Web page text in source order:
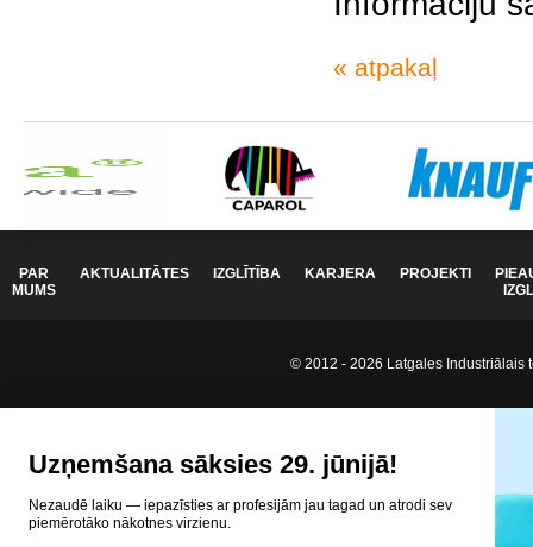
« atpakaļ
PAR
MUMS
AKTUALITĀTES IZGLĪTĪBA KARJERA PROJEKTI
© 2012 - 2026 Latgales Industriālais
Uzņemšana sāksies 29. jūnijā!
Nezaudē laiku — iepazīsties ar profesijām jau tagad un atrodi sev
piemērotāko nākotnes virzienu.